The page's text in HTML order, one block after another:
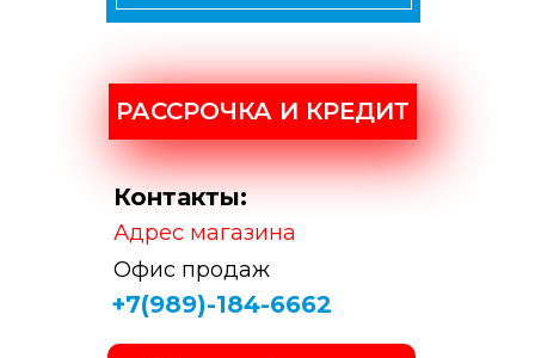
РАССРОЧКА И КРЕДИТ
Контакты:
+7(989)-184-6662
Адрес магазина
Офис продаж